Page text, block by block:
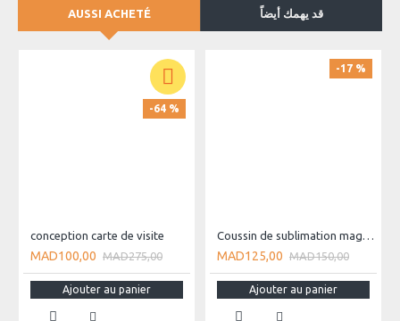
AUSSI ACHETÉ قد يهمك أيضاً
-64 %
conception carte de visite
MAD100,00 MAD275,00
Ajouter au panier
-17 %
Coussin de sublimation magique Coeur
MAD125,00 MAD150,00
Ajouter au panier